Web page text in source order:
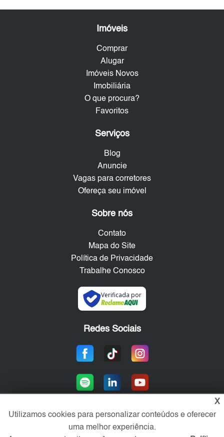
Imóveis
Comprar
Alugar
Imóveis Novos
Imobiliária
O que procura?
Favoritos
Serviços
Blog
Anuncie
Vagas para corretores
Ofereça seu imóvel
Sobre nós
Contato
Mapa do Site
Política de Privacidade
Trabalhe Conosco
Verificada por
Redes Sociais
Área exclusiva aos anunciantes,
X
Utilizamos cookies para personalizar conteúdos e oferecer
uma melhor experiência.